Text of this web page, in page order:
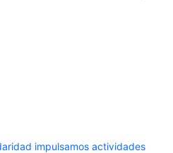
impulsamos actividades